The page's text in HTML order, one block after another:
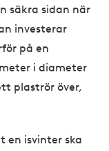
säkra sidan när
investerar
på en
i diameter
plaströr över,
en isvinter ska